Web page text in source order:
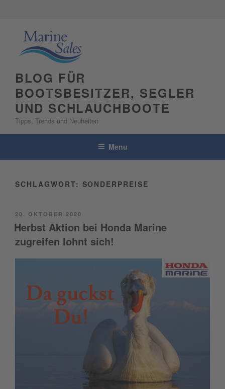
BLOG FÜR
BOOTSBESITZER, SEGLER
UND SCHLAUCHBOOTE
Tipps, Trends und Neuheiten
Menu
SCHLAGWORT: SONDERPREISE
POSTED
ON
20. OKTOBER 2020
Herbst Aktion bei Honda Marine
zugreifen lohnt sich!